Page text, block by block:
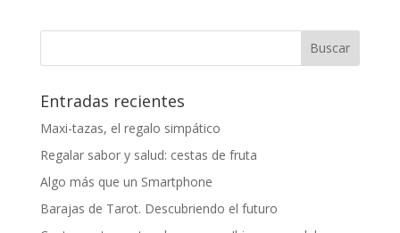
Entradas recientes
Maxi-tazas, el regalo simpático
Regalar sabor y salud: cestas de fruta
Algo más que un Smartphone
Barajas de Tarot. Descubriendo el futuro